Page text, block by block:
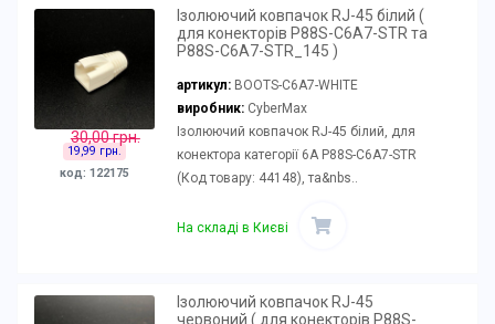
30,00 грн.
19,99 грн.
код: 122175
Ізолюючий ковпачок RJ-45 білий (
для конекторів P88S-C6A7-STR та
P88S-C6A7-STR_145 )
артикул: BOOTS-C6A7-WHITE
виробник:CyberMax
Ізолюючий ковпачок RJ-45 білий, для
конектора категорії 6А P88S-C6A7-STR
(Код товару: 44148), та&nbs..
На складі в Києві
Ізолюючий ковпачок RJ-45
червоний ( для конекторів P88S-